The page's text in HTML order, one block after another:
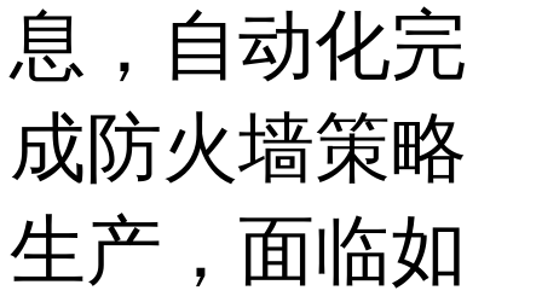
息，自动化完
成防火墙策略
生产，面临如